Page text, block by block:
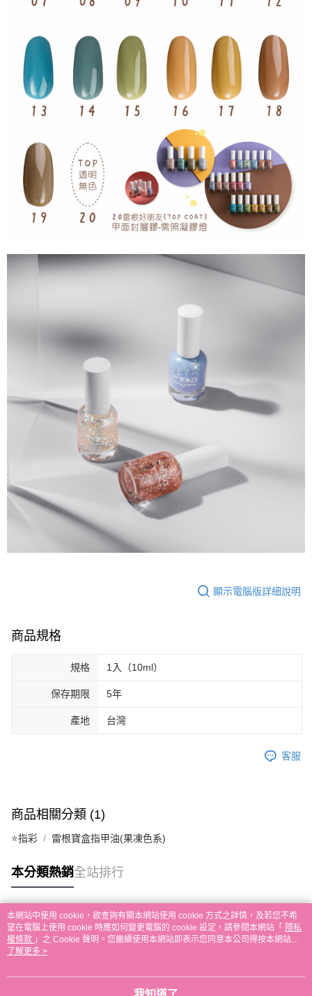
恩沛科技股份有限公司將有權停止該用戶之使用額度並採取法律行動。
顯示電腦版詳細說明
商品規格
規格 1入（10ml）
保存期限 5年
產地 台灣
客服
商品相關分類 (1)
⭐指彩 雷根寶盒指甲油(果凍色系)
本分類熱銷全站排行
熱門標籤
本網站中使用 cookie，欲查詢有關本網站使用 cookie 方式之詳情，及若您不希
望在電腦上使用 cookie 時應如何變更電腦的 cookie 設定，請參閱本網站「 隱私
權條款 」之 Cookie 聲明。您繼續使用本網站即表示您同意本公司得按本網站使
用條款之 Cookie 聲明使用 cookie。
了解更多 >